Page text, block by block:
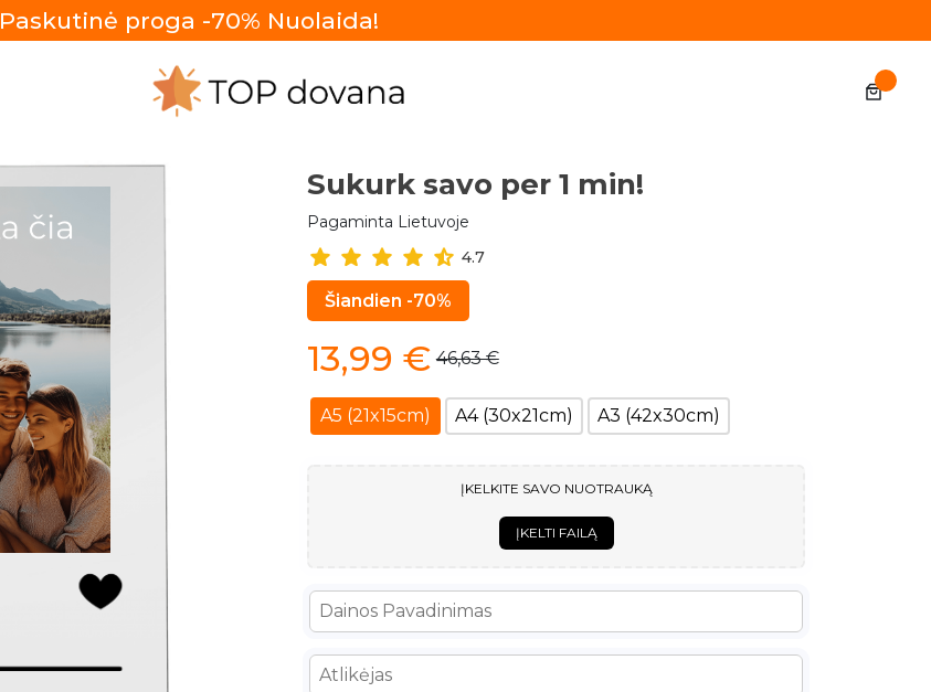
Paskutinė proga -70% Nuolaida!
Spotify daina su Foto
Pagaminta Lietuvoje
4.7
Šiandien -70%
13,99 € 46,63 €
A5 (21x15cm) A4 (30x21cm) A3 (42x30cm)
ĮKELKITE SAVO NUOTRAUKĄ
ĮKELTI FAILĄ